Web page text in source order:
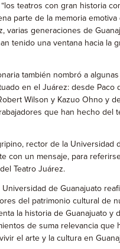
teatros con gran historia
parte de la memoria emotiva
varias generaciones de
tenido una ventana hacia la
también nombró a
en el Juárez: desde Paco
Wilson y Kazuo Ohno y
que han hecho del
rector de la Universidad
con un mensaje, para
Teatro Juárez.
Universidad de Guanajuato
del patrimonio cultural de
la historia de Guanajuato y
de suma relevancia que
el arte y la cultura en